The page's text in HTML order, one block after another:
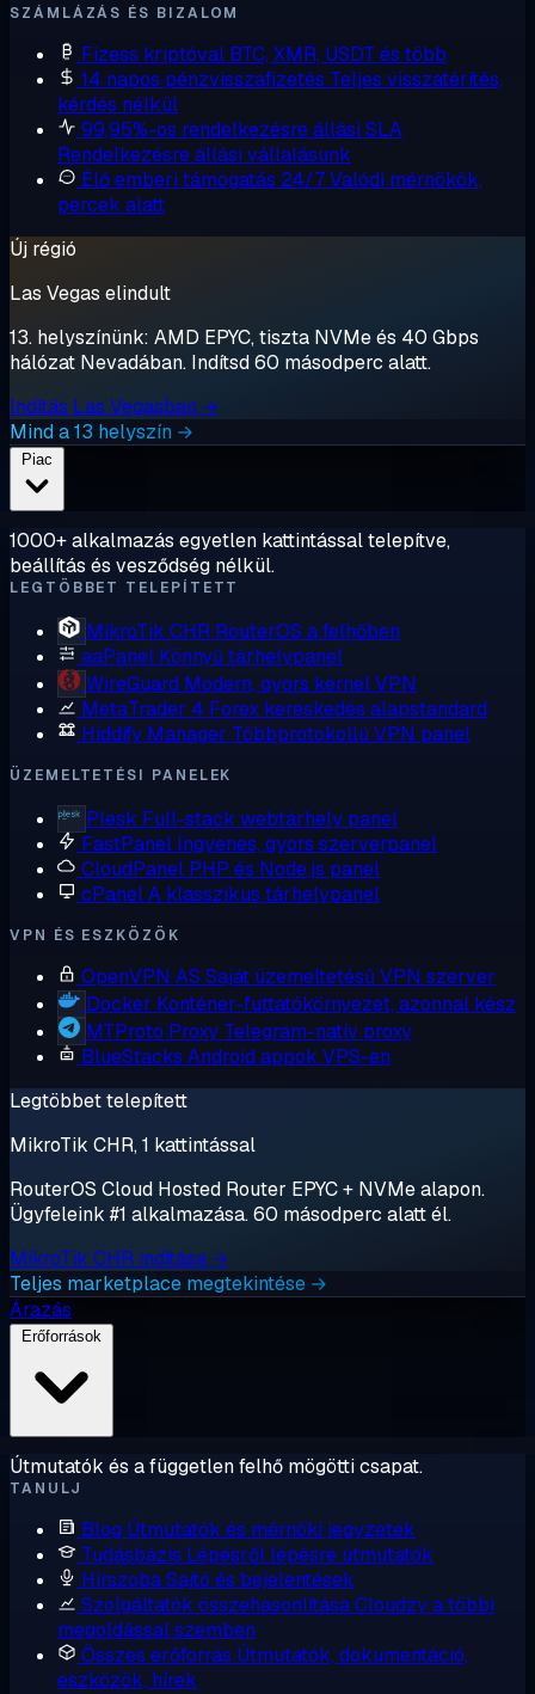
SZÁMLÁZÁS ÉS BIZALOM
Fizess kriptóval BTC, XMR, USDT és több
14 napos pénzvisszafizetés Teljes visszatérítés,
kérdés nélkül
99,95%-os rendelkezésre állási SLA
Rendelkezésre állási vállalásunk
Élő emberi támogatás 24/7Valódi mérnökök,
percek alatt
Új régió
Las Vegas elindult
13. helyszínünk: AMD EPYC, tiszta NVMe és 40 Gbps
hálózat Nevadában. Indítsd 60 másodperc alatt.
Indítás Las Vegasban →
Mind a 13 helyszín →
1000+ alkalmazás egyetlen kattintással telepítve,
beállítás és vesződség nélkül.
LEGTÖBBET TELEPÍTETT
MikroTik CHR RouterOS a felhőben
aaPanel Könnyű tárhelypanel
WireGuard Modern, gyors kernel VPN
MetaTrader 4 Forex kereskedés alapstandard
Hiddify Manager Többprotokollú VPN panel
ÜZEMELTETÉSI PANELEK
Plesk Full-stack webtárhely panel
FastPanel Ingyenes, gyors szerverpanel
CloudPanel PHP és Node.js panel
cPanelA klasszikus tárhelypanel
VPN ÉS ESZKÖZÖK
OpenVPN AS Saját üzemeltetésű VPN szerver
Docker Konténer-futtatókörnyezet, azonnal kész
MTProto Proxy Telegram-natív proxy
BlueStacks Android appok VPS-en
Legtöbbet telepített
MikroTik CHR, 1 kattintással
RouterOS Cloud Hosted Router EPYC + NVMe alapon.
Ügyfeleink #1 alkalmazása. 60 másodperc alatt él.
MikroTik CHR indítása →
Teljes marketplace megtekintése →
Árazás
Útmutatók és a független felhő mögötti csapat.
TANULJ
Blog Útmutatók és mérnöki jegyzetek
Tudásbázis Lépésről lépésre útmutatók
HírszobaSajtó és bejelentések
Szolgáltatók összehasonlításaCloudzy a többi
megoldással szemben
Összes erőforrás Útmutatók, dokumentáció,
eszközök, hírek